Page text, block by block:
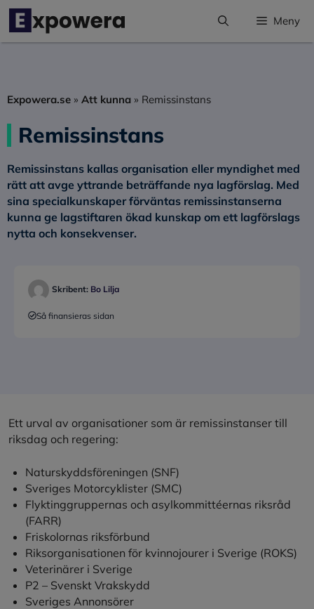
Hoppa
innehåll
Meny
Expowera.se » Att kunna » Remissinstans
Remissinstans
Remissinstans kallas organisation eller myndighet med
rätt att avge yttrande beträffande nya lagförslag. Med
sina specialkunskaper förväntas remissinstanserna
kunna ge lagstiftaren ökad kunskap om ett lagförslags
nytta och konsekvenser.
Skribent: Bo Lilja
Så finansieras sidan
Ett urval av organisationer som är remissinstanser till
riksdag och regering:
Naturskyddsföreningen (SNF)
Sveriges Motorcyklister (SMC)
Flyktinggruppernas och asylkommittéernas riksråd
(FARR)
Friskolornas riksförbund
Riksorganisationen för kvinnojourer i Sverige (ROKS)
Veterinärer i Sverige
P2 – Svenskt Vrakskydd
Sveriges Annonsörer